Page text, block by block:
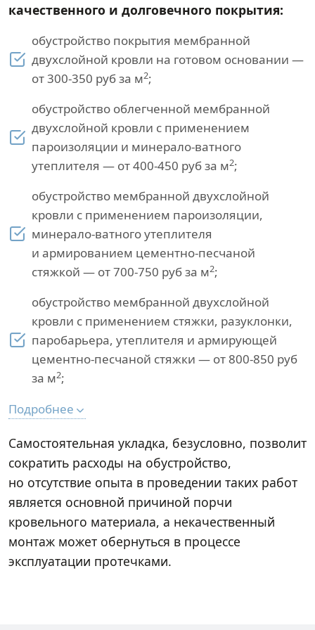
качественного и долговечного покрытия:
обустройство покрытия мембранной
двухслойной кровли на готовом основании —
от 300-350 руб за м2;
обустройство облегченной мембранной
двухслойной кровли с применением
пароизоляции и минерало-ватного
утеплителя — от 400-450 руб за м2;
обустройство мембранной двухслойной
кровли с применением пароизоляции,
минерало-ватного утеплителя
и армированием цементно-песчаной
стяжкой — от 700-750 руб за м2;
обустройство мембранной двухслойной
кровли с применением стяжки, разуклонки,
паробарьера, утеплителя и армирующей
цементно-песчаной стяжки — от 800-850 руб
за м2;
Подробнее
Самостоятельная укладка, безусловно, позволит
сократить расходы на обустройство,
но отсутствие опыта в проведении таких работ
является основной причиной порчи
кровельного материала, а некачественный
монтаж может обернуться в процессе
эксплуатации протечками.